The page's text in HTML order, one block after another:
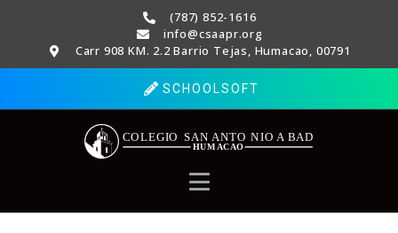
(787) 852-1616
info@csaapr.org
Carr 908 KM. 2.2 Barrio Tejas, Humacao, 00791
SCHOOLSOFT